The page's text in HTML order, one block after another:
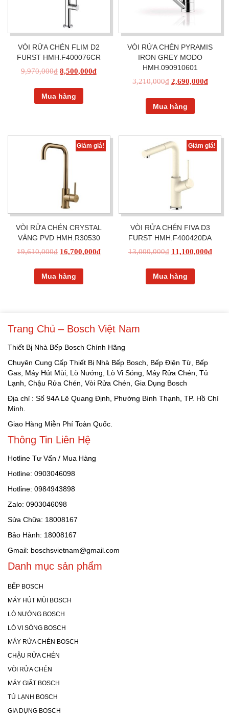
VÒI RỬA CHÉN FLIM D2
FURST HMH.F400076CR
9,970,000₫ 8,500,000₫
Mua hàng
VÒI RỬA CHÉN PYRAMIS
IRON GREY MODO
HMH.090910601
3,210,000₫ 2,690,000₫
Mua hàng
Giảm giá!
VÒI RỬA CHÉN CRYSTAL
VÀNG PVD HMH.R30530
19,610,000₫ 16,700,000₫
Mua hàng
Giảm giá!
VÒI RỬA CHÉN FIVA D3
FURST HMH.F400420DA
13,000,000₫ 11,100,000₫
Mua hàng
Trang Chủ – Bosch Việt Nam
Thiết Bị Nhà Bếp Bosch Chính Hãng
Chuyên Cung Cấp Thiết Bị Nhà Bếp Bosch, Bếp Điện Từ, Bếp
Gas, Máy Hút Mùi, Lò Nướng, Lò Vi Sóng, Máy Rửa Chén, Tủ
Lạnh, Chậu Rửa Chén, Vòi Rửa Chén, Gia Dụng Bosch
Địa chỉ : Số 94A Lê Quang Định, Phường Bình Thạnh, TP. Hồ Chí
Minh.
Giao Hàng Miễn Phí Toàn Quốc.
Thông Tin Liên Hệ
Hotline Tư Vấn / Mua Hàng
Hotline: 0903046098
Hotline: 0984943898
Zalo: 0903046098
Sửa Chữa: 18008167
Bảo Hành: 18008167
Gmail: boschsvietnam@gmail.com
Danh mục sản phẩm
BẾP BOSCH
MÁY HÚT MÙI BOSCH
LÒ NƯỚNG BOSCH
LÒ VI SÓNG BOSCH
MÁY RỬA CHÉN BOSCH
CHẬU RỬA CHÉN
VÒI RỬA CHÉN
MÁY GIẶT BOSCH
TỦ LẠNH BOSCH
GIA DỤNG BOSCH